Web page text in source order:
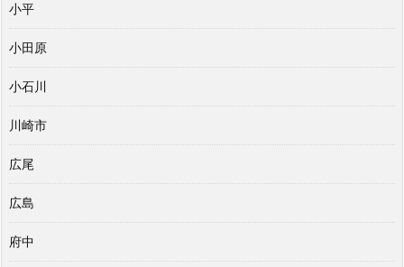
小平
小田原
小石川
川崎市
広尾
広島
府中